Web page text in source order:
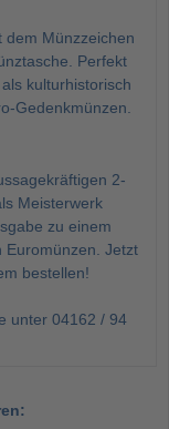
dem Münzzeichen
Perfekt
kulturhistorisch
Gedenkmünzen.
2-
Meisterwerk
zu einem
Euromünzen. Jetzt
bestellen!
unter 04162 / 94